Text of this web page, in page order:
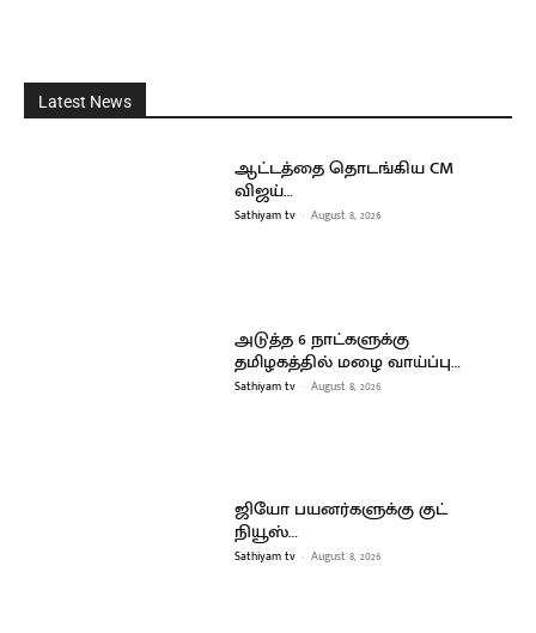
Latest News
ஆட்டத்தை தொடங்கிய CM
விஜய்…
Sathiyam tv - August 8, 2026
அடுத்த 6 நாட்களுக்கு
தமிழகத்தில் மழை வாய்ப்பு…
Sathiyam tv - August 8, 2026
ஜியோ பயனர்களுக்கு குட்
நியூஸ்…
Sathiyam tv - August 8, 2026